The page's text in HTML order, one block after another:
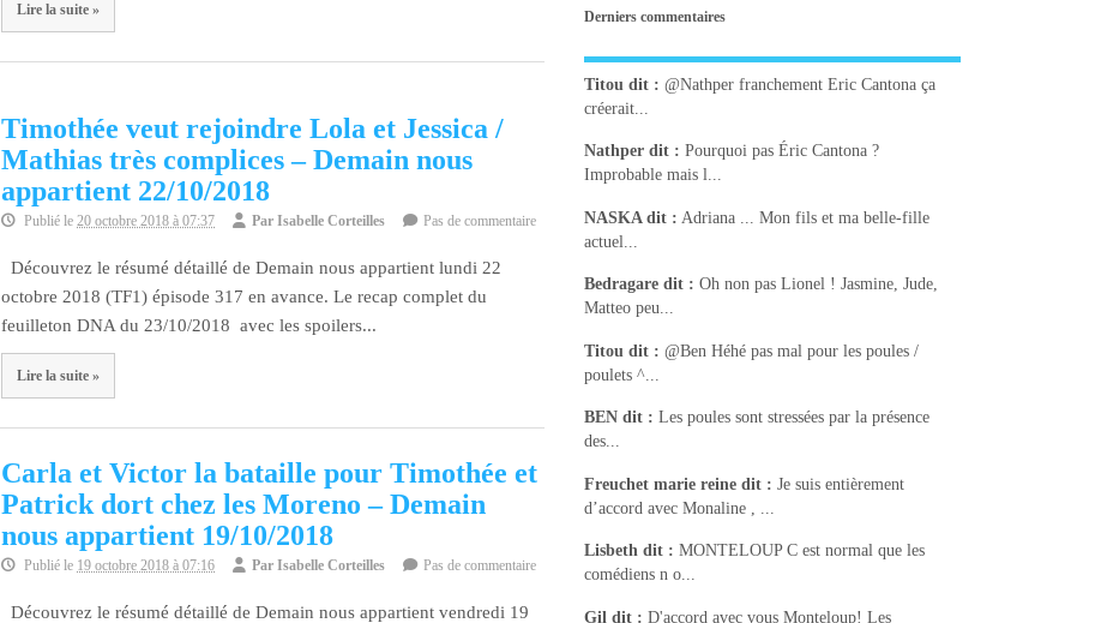
Lire la suite »
Timothée veut rejoindre Lola et Jessica /
Mathias très complices – Demain nous
appartient 22/10/2018
Publié le 20 octobre 2018 à 07:37 Par Isabelle Corteilles Pas de commentaire
Découvrez le résumé détaillé de Demain nous appartient lundi 22
octobre 2018 (TF1) épisode 317 en avance. Le recap complet du
feuilleton DNA du 23/10/2018 avec les spoilers...
Lire la suite »
Carla et Victor la bataille pour Timothée et
Patrick dort chez les Moreno – Demain
nous appartient 19/10/2018
Publié le 19 octobre 2018 à 07:16 Par Isabelle Corteilles Pas de commentaire
Découvrez le résumé détaillé de Demain nous appartient vendredi 19
Derniers commentaires
Titou dit : @Nathper franchement Eric Cantona ça
créerait...
Nathper dit : Pourquoi pas Éric Cantona ?
Improbable mais l...
NASKA dit : Adriana ... Mon fils et ma belle-fille
actuel...
Bedragare dit : Oh non pas Lionel ! Jasmine, Jude,
Matteo peu...
Titou dit : @Ben Héhé pas mal pour les poules /
poulets ^...
BEN dit : Les poules sont stressées par la présence
des...
Freuchet marie reine dit : Je suis entièrement
d’accord avec Monaline , ...
Lisbeth dit : MONTELOUP C est normal que les
comédiens n o...
Gil dit : D'accord avec vous Monteloup! Les